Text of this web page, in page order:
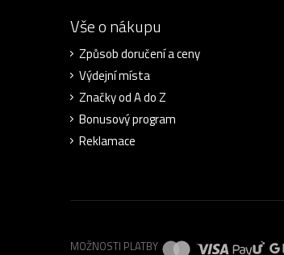
Vše o nákupu
Způsob doručení a ceny
Výdejní místa
Značky od A do Z
Bonusový program
Reklamace
MOŽNOSTI PLATBY